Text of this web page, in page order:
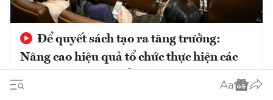
Để quyết sách tạo ra tăng trưởng:
Nâng cao hiệu quả tổ chức thực hiện các
chủ trương phát triển trong giai đoạn mới